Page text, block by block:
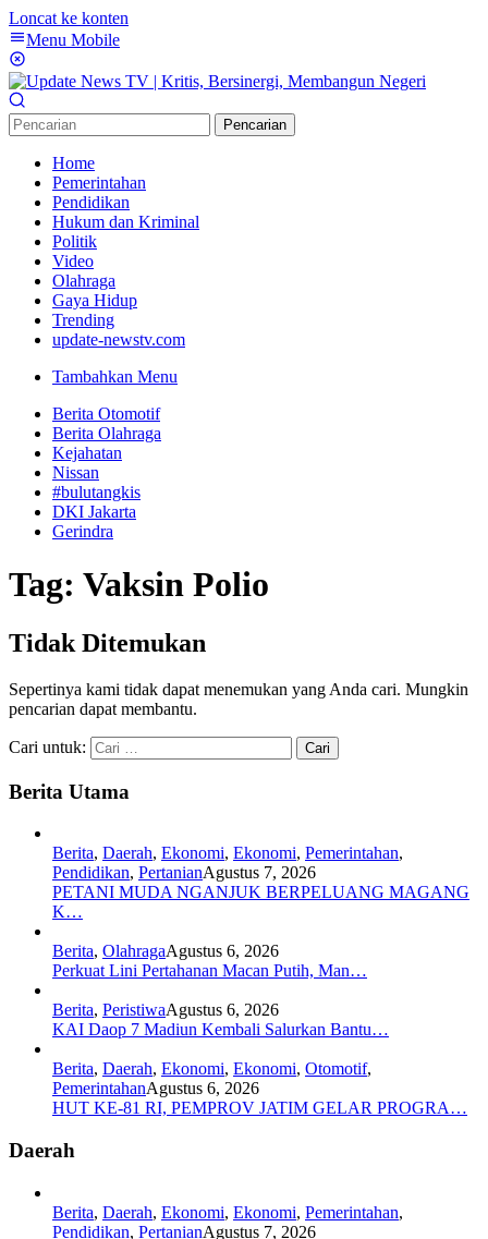
Loncat ke konten
Menu Mobile
Pencarian
Home
Pemerintahan
Pendidikan
Hukum dan Kriminal
Politik
Video
Olahraga
Gaya Hidup
Trending
update-newstv.com
Tambahkan Menu
Berita Otomotif
Berita Olahraga
Kejahatan
Nissan
#bulutangkis
DKI Jakarta
Gerindra
Tag: Vaksin Polio
Tidak Ditemukan
Sepertinya kami tidak dapat menemukan yang Anda cari. Mungkin
pencarian dapat membantu.
Cari untuk:
Berita Utama
Berita, Daerah, Ekonomi, Ekonomi, Pemerintahan,
Pendidikan, PertanianAgustus 7, 2026
PETANI MUDA NGANJUK BERPELUANG MAGANG
K…
Berita, OlahragaAgustus 6, 2026
Perkuat Lini Pertahanan Macan Putih, Man…
Berita, PeristiwaAgustus 6, 2026
KAI Daop 7 Madiun Kembali Salurkan Bantu…
Berita, Daerah, Ekonomi, Ekonomi, Otomotif,
PemerintahanAgustus 6, 2026
HUT KE-81 RI, PEMPROV JATIM GELAR PROGRA…
Daerah
Berita, Daerah, Ekonomi, Ekonomi, Pemerintahan,
Pendidikan, PertanianAgustus 7, 2026